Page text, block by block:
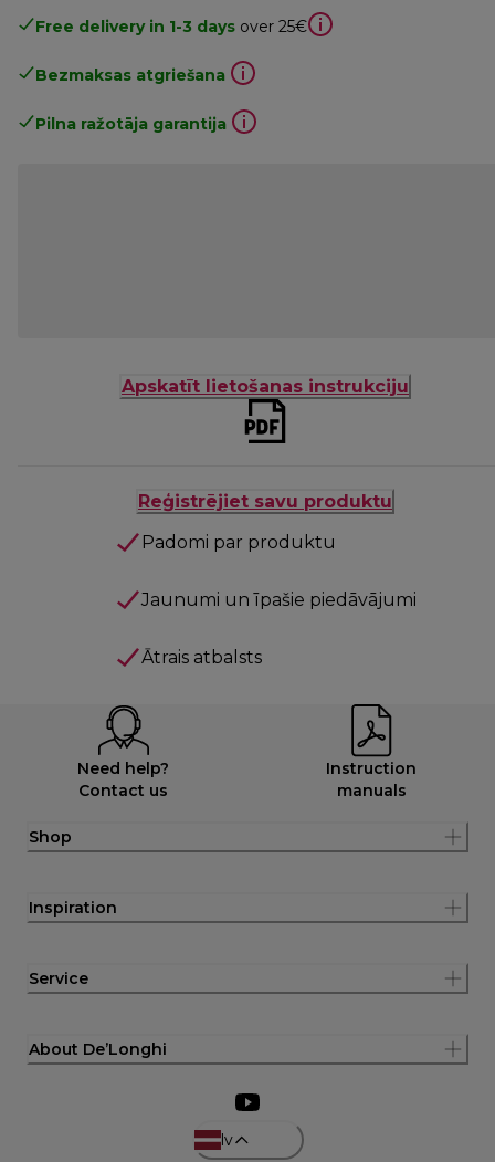
Free delivery in 1-3 days over 25€
Bezmaksas atgriešana
Pilna ražotāja garantija
Apskatīt lietošanas instrukciju
Reģistrējiet savu produktu
Padomi par produktu
Jaunumi un īpašie piedāvājumi
Ātrais atbalsts
Need help?
Contact us
Instruction
manuals
Shop
Inspiration
Service
About De’Longhi
lv